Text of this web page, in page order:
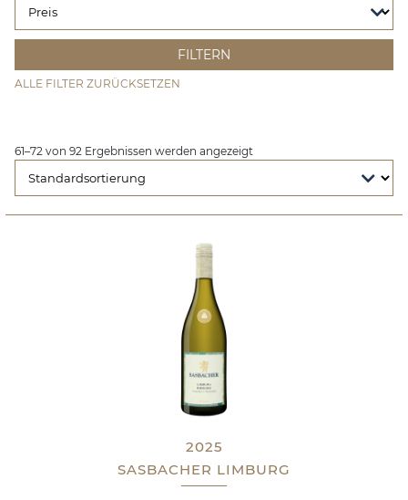
ALLE FILTER ZURÜCKSETZEN
61–72 von 92 Ergebnissen werden angezeigt
2025
SASBACHER LIMBURG